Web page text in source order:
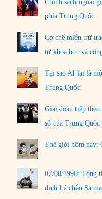
Chính sách ngoại
phía Trung Quốc
Cơ chế miễn trừ
tư khoa học và
Tại sao AI lại là
Trung Quốc
Giai đoạn tiếp theo
số của Trung Quốc
Thế giới hôm nay:
07/08/1990: Tổng
dịch Lá chắn Sa